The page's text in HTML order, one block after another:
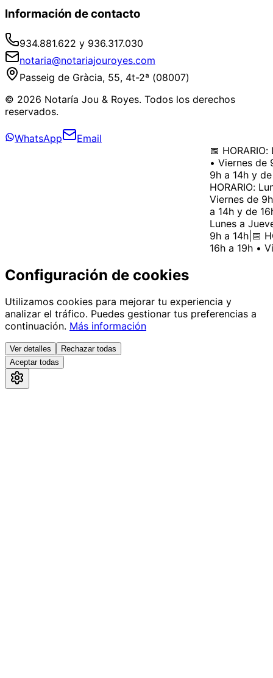
Información de contacto
934.881.622 y 936.317.030
notaria@notariajouroyes.com
Passeig de Gràcia, 55, 4t-2ª (08007)
© 2026 Notaría Jou & Royes. Todos los derechos
reservados.
WhatsApp
Email
📅
• Viernes de
9h a 14h y
HORARIO:
Viernes de 9h
a 14h y de
Lunes a
9h a 14h|📅
16h a 19h •
Configuración de cookies
Utilizamos cookies para mejorar tu experiencia y
analizar el tráfico. Puedes gestionar tus preferencias a
continuación. Más información
Ver detalles
Rechazar todas
Aceptar todas